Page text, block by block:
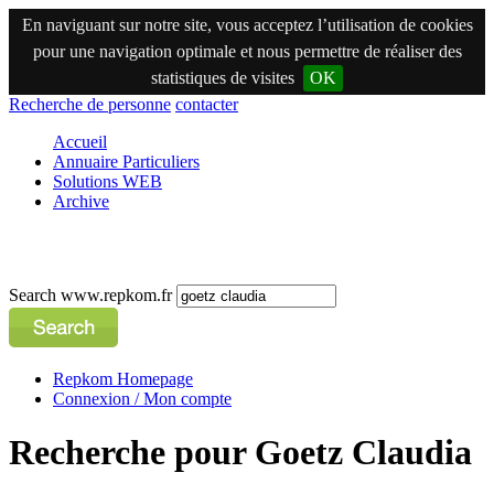
En naviguant sur notre site, vous acceptez l’utilisation de cookies
pour une navigation optimale et nous permettre de réaliser des
statistiques de visites
OK
Recherche de personne contacter
Accueil
Annuaire Particuliers
Solutions WEB
Archive
Search www.repkom.fr
Repkom Homepage
Connexion / Mon compte
Recherche pour Goetz Claudia